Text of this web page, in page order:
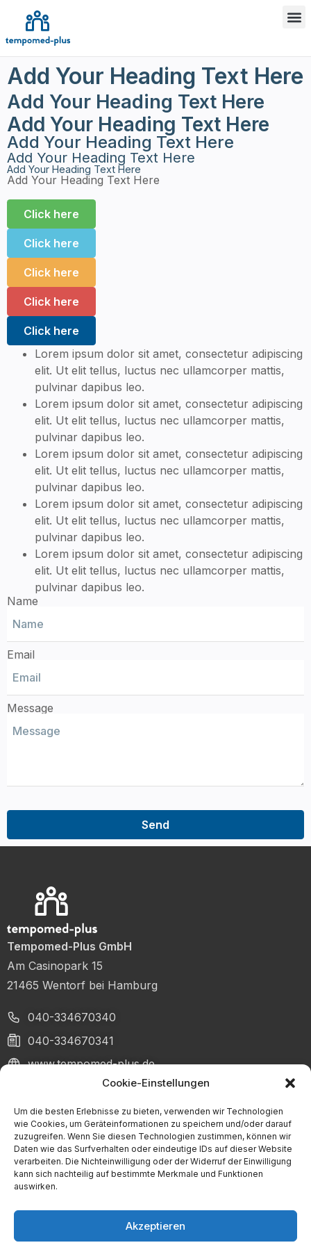
Cookie-Einstellungen
Um die besten Erlebnisse zu bieten, verwenden wir Technologien
wie Cookies, um Geräteinformationen zu speichern und/oder darauf
zuzugreifen. Wenn Sie diesen Technologien zustimmen, können wir
Daten wie das Surfverhalten oder eindeutige IDs auf dieser Website
verarbeiten. Die Nichteinwilligung oder der Widerruf der Einwilligung
kann sich nachteilig auf bestimmte Merkmale und Funktionen
auswirken.
Akzeptieren
Add Your Heading Text Here
Add Your Heading Text Here
Add Your Heading Text Here
Add Your Heading Text Here
Add Your Heading Text Here
Add Your Heading Text Here
Add Your Heading Text Here
Click here
Click here
Click here
Click here
Click here
Lorem ipsum dolor sit amet, consectetur adipiscing
elit. Ut elit tellus, luctus nec ullamcorper mattis,
pulvinar dapibus leo.
Lorem ipsum dolor sit amet, consectetur adipiscing
elit. Ut elit tellus, luctus nec ullamcorper mattis,
pulvinar dapibus leo.
Lorem ipsum dolor sit amet, consectetur adipiscing
elit. Ut elit tellus, luctus nec ullamcorper mattis,
pulvinar dapibus leo.
Lorem ipsum dolor sit amet, consectetur adipiscing
elit. Ut elit tellus, luctus nec ullamcorper mattis,
pulvinar dapibus leo.
Lorem ipsum dolor sit amet, consectetur adipiscing
elit. Ut elit tellus, luctus nec ullamcorper mattis,
pulvinar dapibus leo.
Name
Email
Message
Send
Tempomed-Plus GmbH
Am Casinopark 15
21465 Wentorf bei Hamburg
040-334670340
040-334670341
www.tempomed-plus.de
info@tempomed-plus.de
Geschäftsführerin: Oona Lehmann-Salam
Registergericht: Lübeck
Handelsregister: HRB 25784
USt-IdNr.: DE364083842
© 2026 Copyright Tempomed-Plus GmbH